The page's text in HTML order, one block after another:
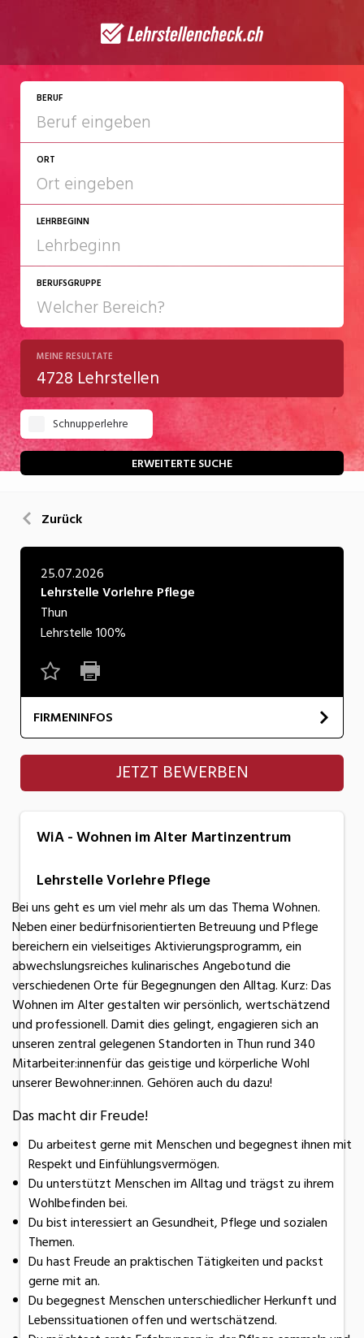
BERUF
ORT
LEHRBEGINN
2027
2028
BERUFSGRUPPE
Chemie/Pharma
Gastgewerbe
Gesundheit/Pflege/Soziales
Handwerk/Technik
Kultur
Natur
Verkehr/Logistik
Wirtschaft/Verwaltung
MEINE RESULTATE
4728 Lehrstellen
Schnupperlehre
ERWEITERTE SUCHE
Zurück
25.07.2026
Lehrstelle Vorlehre Pflege
Thun
Lehrstelle100%
FIRMENINFOS
WiA - Wohnen im Alter Martinzentrum
JETZT BEWERBEN
WiA - Wohnen im Alter Martinzentrum
Lehrstelle Vorlehre Pflege
Bei uns geht es um viel mehr als um das Thema Wohnen.
Neben einer bedürfnisorientierten Betreuung und Pflege
bereichern ein vielseitiges Aktivierungsprogramm, ein
abwechslungsreiches kulinarisches Angebotund die
verschiedenen Orte für Begegnungen den Alltag. Kurz: Das
Wohnen im Alter gestalten wir persönlich, wertschätzend
und professionell. Damit dies gelingt, engagieren sich an
unseren zentral gelegenen Standorten in Thun rund 340
Mitarbeiter:innenfür das geistige und körperliche Wohl
unserer Bewohner:innen. Gehören auch du dazu!
Das macht dir Freude!
Du arbeitest gerne mit Menschen und begegnest ihnen mit
Respekt und Einfühlungsvermögen.
Du unterstützt Menschen im Alltag und trägst zu ihrem
Wohlbefinden bei.
Du bist interessiert an Gesundheit, Pflege und sozialen
Themen.
Du hast Freude an praktischen Tätigkeiten und packst
gerne mit an.
Du begegnest Menschen unterschiedlicher Herkunft und
Lebenssituationen offen und wertschätzend.